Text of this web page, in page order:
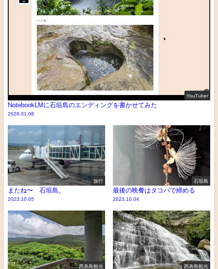
YouTuber
NotebookLMに石垣島のエンディングを書かせてみた
2026.01.08
旅行
またね〜 石垣島。
2023.10.05
石垣島
最後の晩餐はタコパで締める
2023.10.04
西表島観光 西表島観光